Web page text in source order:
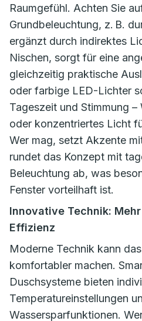
Raumgefühl. Achten Sie
Grundbeleuchtung, z. B.
ergänzt durch indirektes
Nischen, sorgt für eine
gleichzeitig praktische
oder farbige LED-Lichter
Tageszeit und Stimmung
oder konzentriertes Licht
Wer mag, setzt Akzente
rundet das Konzept mit
Beleuchtung ab, was
Fenster vorteilhaft ist.
Innovative Technik:
Effizienz
Moderne Technik kann
komfortabler machen.
Duschsysteme bieten
Temperatureinstellungen
Wassersparfunktionen.